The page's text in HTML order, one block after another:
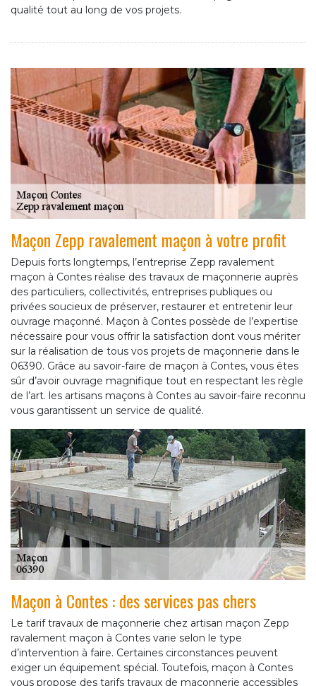
qualité tout au long de vos projets.
Maçon Zepp ravalement maçon à votre profit
Depuis forts longtemps, l’entreprise Zepp ravalement
maçon à Contes réalise des travaux de maçonnerie auprès
des particuliers, collectivités, entreprises publiques ou
privées soucieux de préserver, restaurer et entretenir leur
ouvrage maçonné. Maçon à Contes possède de l’expertise
nécessaire pour vous offrir la satisfaction dont vous mériter
sur la réalisation de tous vos projets de maçonnerie dans le
06390. Grâce au savoir-faire de maçon à Contes, vous êtes
sûr d’avoir ouvrage magnifique tout en respectant les règle
de l’art. les artisans maçons à Contes au savoir-faire reconnu
vous garantissent un service de qualité.
Maçon à Contes : des services pas chers
Le tarif travaux de maçonnerie chez artisan maçon Zepp
ravalement maçon à Contes varie selon le type
d’intervention à faire. Certaines circonstances peuvent
exiger un équipement spécial. Toutefois, maçon à Contes
vous propose des tarifs travaux de maçonnerie accessibles